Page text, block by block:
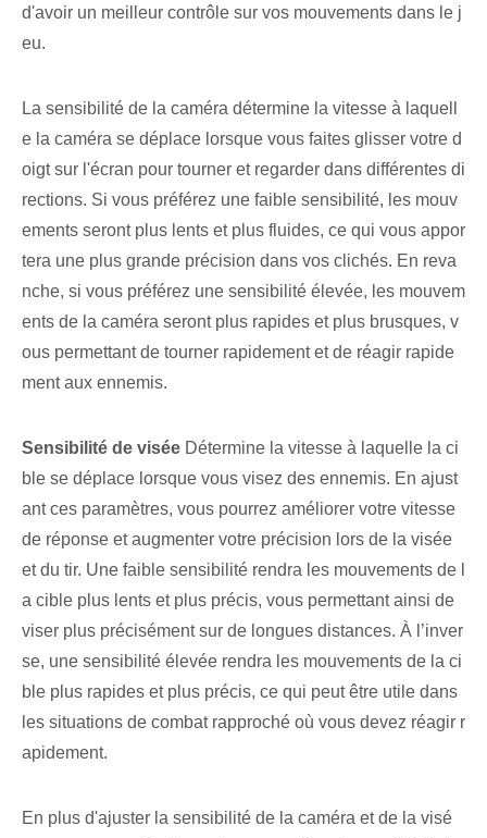
d'avoir un meilleur contrôle sur vos mouvements dans le j
eu. ⁢
La sensibilité de la caméra détermine la vitesse à laquell
e la caméra se déplace lorsque vous faites glisser votre d
oigt sur l'écran pour tourner et regarder dans différentes di
rections. Si vous préférez une faible sensibilité, les mouv
ements seront plus lents et plus fluides, ce qui vous appor
tera une plus grande précision dans vos clichés. En reva
nche, si vous préférez une sensibilité élevée, les mouvem
ents de la caméra seront plus rapides et plus brusques, v
ous permettant de tourner rapidement et de réagir rapide
ment aux ennemis.
Sensibilité de visée Détermine la vitesse à laquelle la ci
ble se déplace lorsque vous visez des ennemis. En ajust
ant ces paramètres, vous pourrez améliorer votre vitesse
de réponse et augmenter votre précision lors de la visée
et du tir. Une faible sensibilité rendra les mouvements de l
a cible plus lents et plus précis, vous permettant ainsi de
viser plus précisément sur de longues distances. À l’inver
se, une sensibilité élevée rendra les mouvements de la ci
ble plus rapides et plus précis, ce qui peut être utile dans
les situations de combat rapproché où vous devez réagir r
apidement.
En plus d'ajuster la sensibilité de la caméra et de la visé